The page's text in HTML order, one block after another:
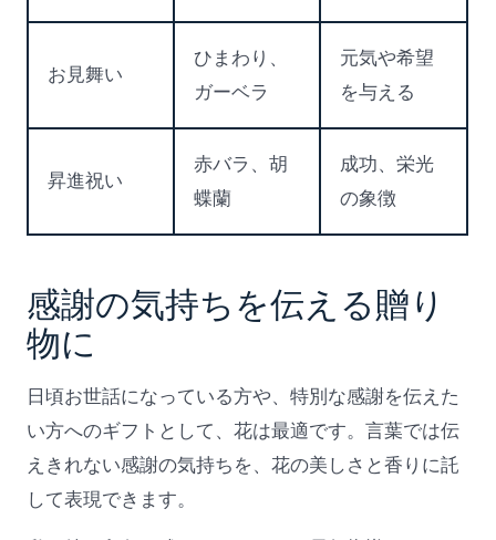
お見舞い
ひまわり、
ガーベラ
元気や希望
を与える
昇進祝い
赤バラ、胡
蝶蘭
成功、栄光
の象徴
感謝の気持ちを伝える贈り
物に
日頃お世話になっている方や、特別な感謝を伝えた
い方へのギフトとして、花は最適です。言葉では伝
えきれない感謝の気持ちを、花の美しさと香りに託
して表現できます。